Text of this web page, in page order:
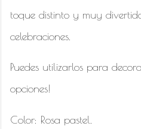
toque distinto y muy
celebraciones.
Puedes utilizarlos para
opciones!
Color: Rosa pastel.